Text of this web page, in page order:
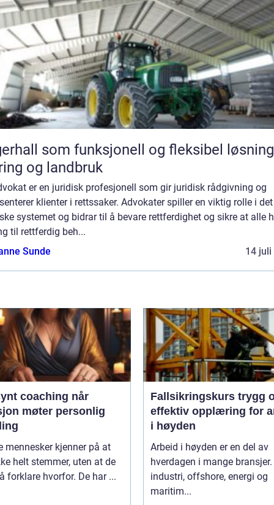
som funksjonell og fleksibel
og landbruk
er en juridisk profesjonell som gir juridisk rådgivning og
klienter i rettssaker. Advokater spiller en viktig rolle i det
systemet og bidrar til å bevare rettferdighet og sikre at alle
til rettferdig beh...
Sunde
14 juli
coaching når
møter personlig
mennesker kjenner på at
helt stemmer, uten at de
forklare hvorfor. De har ...
Fallsikringskurs trygg og
effektiv opplæring for
i høyden
Arbeid i høyden er en del av
hverdagen i mange bransjer.
industri, offshore, energi og
maritim...